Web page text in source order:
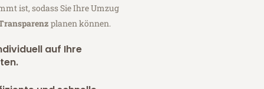
ist, sodass Sie Ihre Umzug
planen können.
auf Ihre